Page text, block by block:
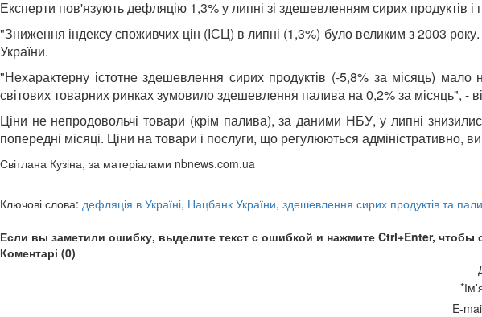
Експерти пов'язують дефляцію 1,3% у липні зі здешевленням сирих продуктів
"Зниження індексу споживчих цін (ІСЦ) в липні (1,3%) було великим з 2003
України.
"Нехарактерну істотне здешевлення сирих продуктів (-5,8% за місяць)
світових товарних ринках зумовило здешевлення палива на 0,2% за місяць", -
Ціни не непродовольчі товари (крім палива), за даними НБУ, у липні
попередні місяці. Ціни на товари і послуги, що регулюються адміністративно,
Світлана Кузіна, за матеріалами nbnews.com.ua
Ключові слова: дефляція в Україні, Нацбанк України, здешевлення сирих продуктів та
Если вы заметили ошибку, выделите текст с ошибкой и нажмите Ctrl+Enter, чтобы
Коментарі (0)
*
E-